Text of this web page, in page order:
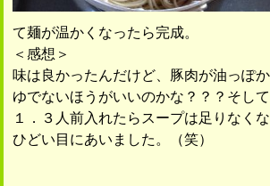
て麺が温かくなったら完成。
＜感想＞
味は良かったんだけど、豚肉が油っぽ
ゆでないほうがいいのかな？？？そし
１．３人前入れたらスープは足りなく
ひどい目にあいました。（笑）